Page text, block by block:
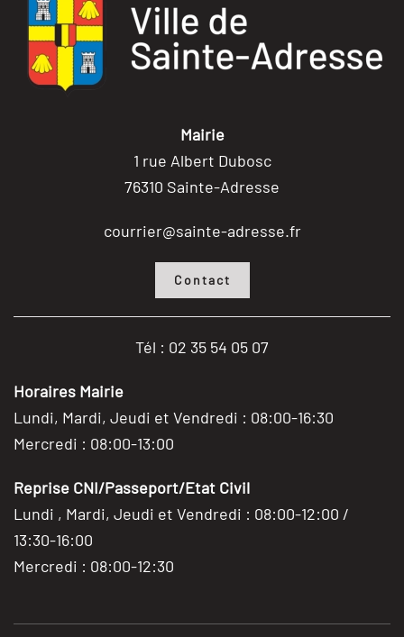
Mairie
1 rue Albert Dubosc
76310 Sainte-Adresse
courrier@sainte-adresse.fr
Contact
Tél : 02 35 54 05 07
Horaires Mairie
Lundi, Mardi, Jeudi et Vendredi : 08:00-16:30
Mercredi : 08:00-13:00
Reprise CNI/Passeport/Etat Civil
Lundi , Mardi, Jeudi et Vendredi : 08:00-12:00 /
13:30-16:00
Mercredi : 08:00-12:30